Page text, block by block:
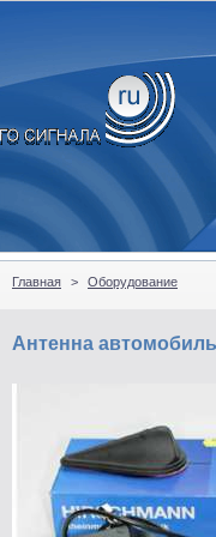
Главная > Оборудование
Антенна